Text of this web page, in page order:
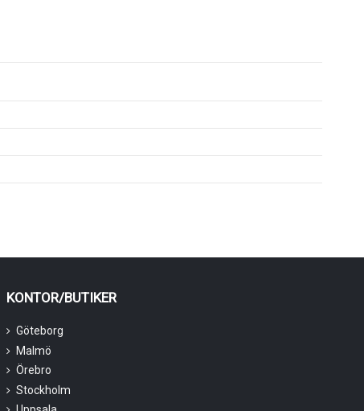
KONTOR/BUTIKER
Göteborg
Malmö
Örebro
Stockholm